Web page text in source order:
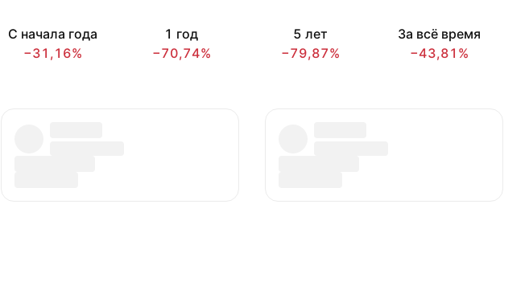
С начала года
−31,16%
1 год
−70,74%
5 лет
−79,87%
За всё время
−43,81%